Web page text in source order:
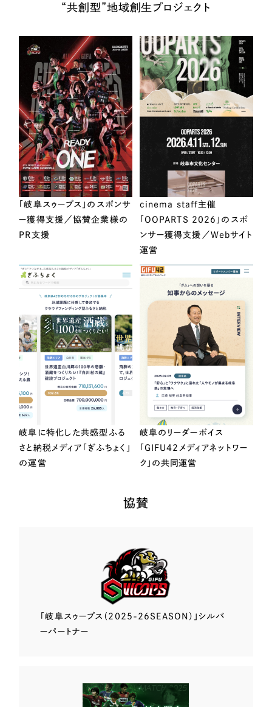
“共創型”地域創生プロジェクト
「岐阜スゥープス」のスポンサ
ー獲得支援／協賛企業様の
PR支援
cinema staff主催
「OOPARTS 2026」のスポ
ンサー獲得支援／Webサイト
運営
岐阜に特化した共感型ふる
さと納税メディア「ぎふちょく」
の運営
岐阜のリーダーボイス
「GIFU42メディアネットワー
ク」の共同運営
協賛
「岐阜スゥープス （2025-26SEASON）」 シルバ
ーパートナー